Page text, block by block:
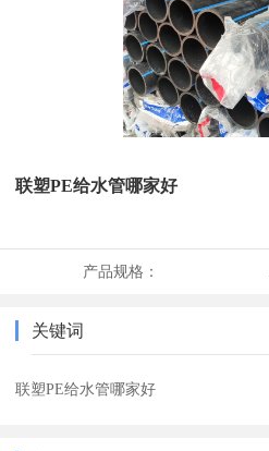
联塑PE给水管哪家好
产品规格：
关键词
联塑PE给水管哪家好